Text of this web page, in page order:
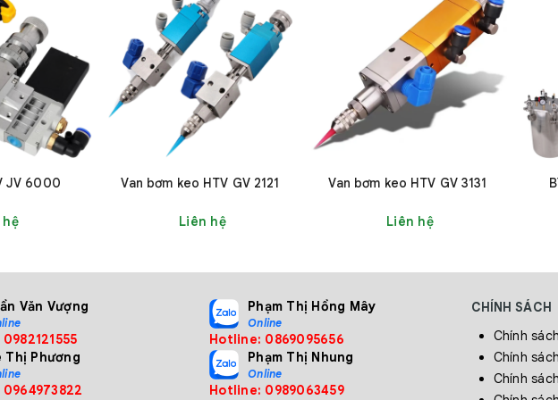
bơm keo Quick 982B
công tắc bàn đạp và điều khiển thủ công, phù hợp với nhu cầu sử
pha chế tự động mới, giúp nâng cao hiệu quả và tiết kiệm thời gian
linh hoạt.
JV 6000
hệ
Van bơm keo HTV GV 2121
Liên hệ
Van bơm keo HTV GV 3131
Liên hệ
Văn Vượng Phạm Thị Hồng Mây
Online
Hotline: 0869095656
Thị Phương
Phạm Thị Nhung
Online
Hotline: 0989063459
CHÍNH SÁCH
Chính
Chính
Chính